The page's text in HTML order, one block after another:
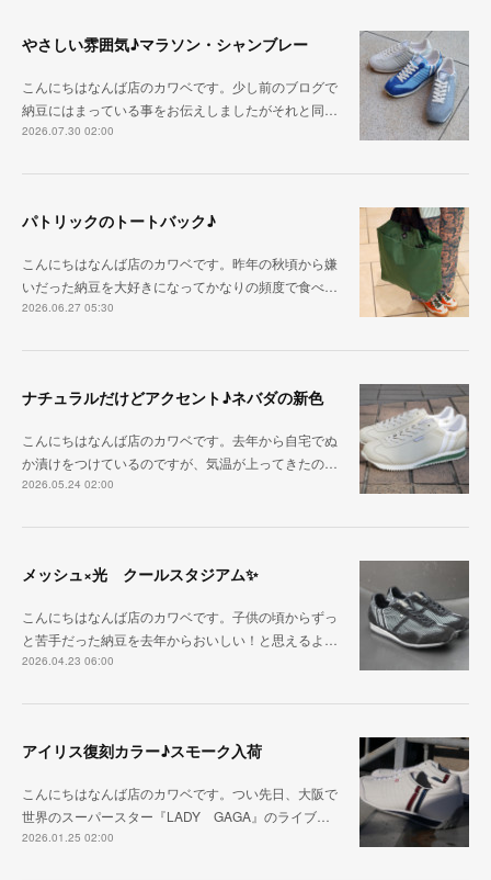
やさしい雰囲気♪マラソン・シャンブレー
こんにちはなんば店のカワベです。少し前のブログで
納豆にはまっている事をお伝えしましたがそれと同…
2026.07.30 02:00
パトリックのトートバック♪
こんにちはなんば店のカワベです。昨年の秋頃から嫌
いだった納豆を大好きになってかなりの頻度で食べ…
2026.06.27 05:30
ナチュラルだけどアクセント♪ネバダの新色
こんにちはなんば店のカワベです。去年から自宅でぬ
か漬けをつけているのですが、気温が上ってきたの…
2026.05.24 02:00
メッシュ×光 クールスタジアム✨
こんにちはなんば店のカワベです。子供の頃からずっ
と苦手だった納豆を去年からおいしい！と思えるよ…
2026.04.23 06:00
アイリス復刻カラー♪スモーク入荷
こんにちはなんば店のカワベです。つい先日、大阪で
世界のスーパースター『LADY GAGA』のライブ…
2026.01.25 02:00